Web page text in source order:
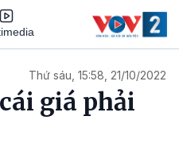
Thứ sáu, 15:58, 21/10/2022
giá phải